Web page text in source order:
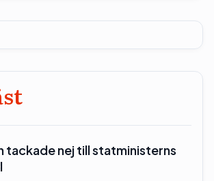
tackade nej till statministerns